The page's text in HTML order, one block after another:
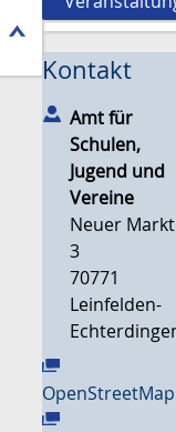
Kontakt
Amt für
Schulen,
Jugend und
Vereine
Neuer Markt
3
70771
Leinfelden-
OpenStreetMap